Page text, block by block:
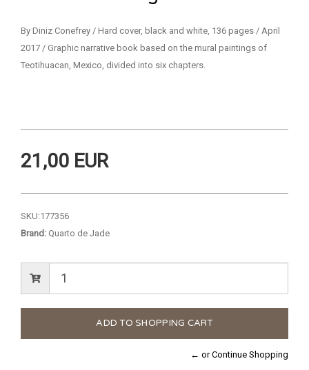
By Diniz Conefrey / Hard cover, black and white, 136 pages / April
2017 / Graphic narrative book based on the mural paintings of
Teotihuacan, Mexico, divided into six chapters.
21,00 EUR
SKU:177356
Brand: Quarto de Jade
← or Continue Shopping